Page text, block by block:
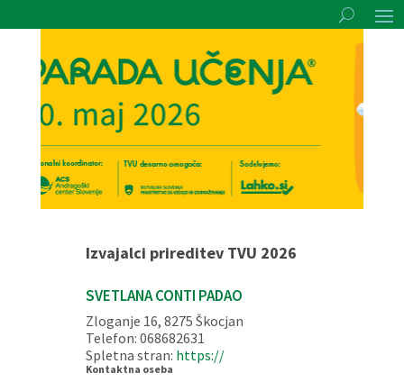
Izvajalci prireditev TVU 2026
SVETLANA CONTI PADAO
Zloganje 16, 8275 Škocjan
Telefon: 068682631
Spletna stran: https://
Kontaktna oseba